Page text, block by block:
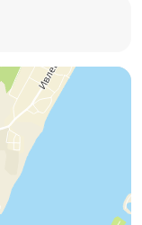
стартует
— это я и ты!».
настоящего
спектакль
—